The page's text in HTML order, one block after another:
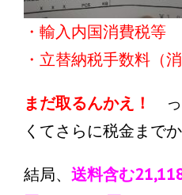
・輸入内国消費税等
・立替納税手数料（
まだ取るんかえ！
っ
くてさらに税金まで
結局、 送料含む